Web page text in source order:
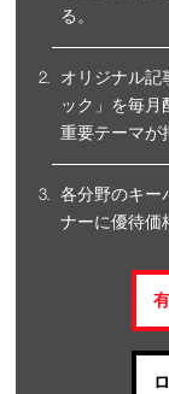
る。
オリジナル記
ック」を毎月
重要テーマが
各分野のキー
ナーに優待価